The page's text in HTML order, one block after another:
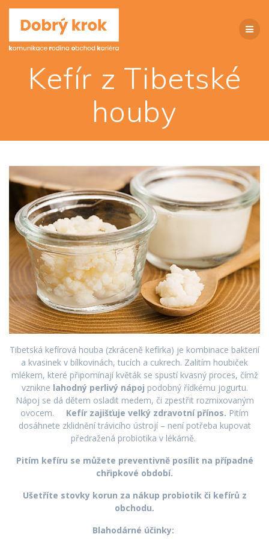
Kefír z Tibetské
houby
Tibetská kefírová houba (zkráceně kefírka) je kombinace bakterií
a kvasinek v bílkovinách, tucích a cukrech. Zalitím houbiček
mlékem, které připomínají květák se spustí kvasný proces, čímž
vznikne lahodný perlivý nápoj podobný řídkému jogurtu.
Nápoj se dá dětem osladit medem, či zpestřit rozmixovaným
ovocem. Kefír zajišťuje velký zdravotní přínos. Pitím
dosáhnete zklidnění trávicího ústrojí – není potřeba kupovat
předražená probiotika v lékárně.
Pitím kefíru se můžete preventivně posílit na případné
chřipkové období.
Ušetříte stovky korun za nákup probiotik či kefírů z
obchodu.
Blahodárné účinky: